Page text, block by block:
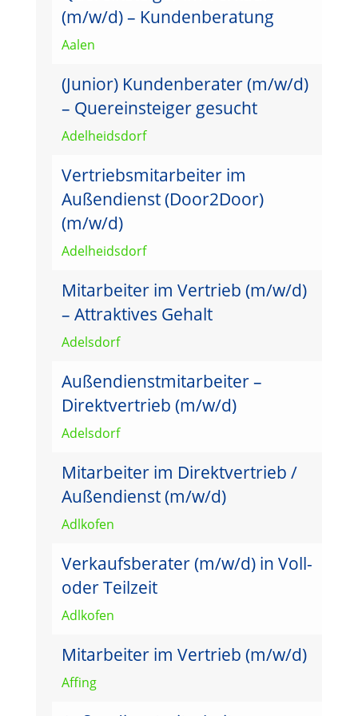
(m/w/d) – Kundenberatung
Aalen
(Junior) Kundenberater (m/w/d)
– Quereinsteiger gesucht
Adelheidsdorf
Vertriebsmitarbeiter im
Außendienst (Door2Door)
(m/w/d)
Adelheidsdorf
Mitarbeiter im Vertrieb (m/w/d)
– Attraktives Gehalt
Adelsdorf
Außendienstmitarbeiter –
Direktvertrieb (m/w/d)
Adelsdorf
Mitarbeiter im Direktvertrieb /
Außendienst (m/w/d)
Adlkofen
Verkaufsberater (m/w/d) in Voll-
oder Teilzeit
Adlkofen
Mitarbeiter im Vertrieb (m/w/d)
Affing